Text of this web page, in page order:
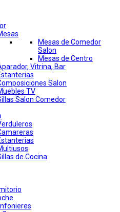
Mesas de Comedor
Salon
Mesas de Centro
Vitrina, Bar
Salon
TV
Salon Comedor
de Cocina